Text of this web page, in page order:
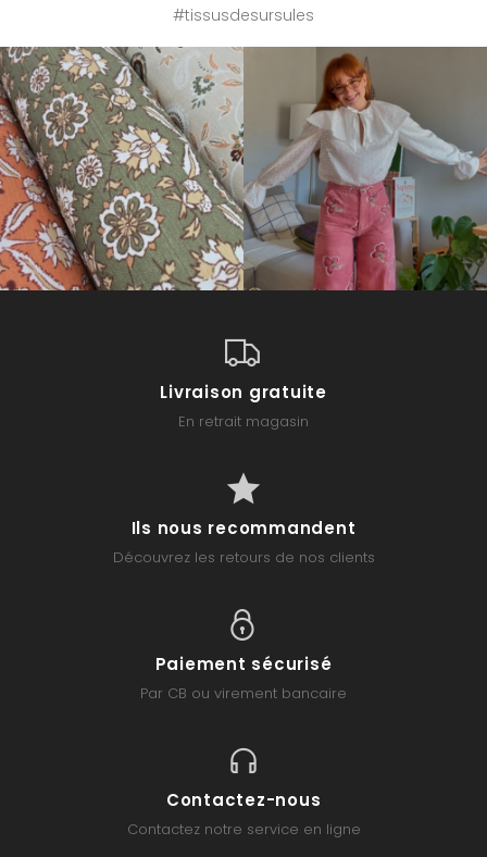
#tissusdesursules
Livraison gratuite
En retrait magasin
Ils nous recommandent
Découvrez les retours de nos clients
Paiement sécurisé
Par CB ou virement bancaire
Contactez-nous
Contactez notre service en ligne